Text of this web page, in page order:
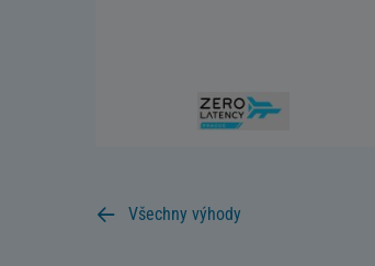
Všechny výhody